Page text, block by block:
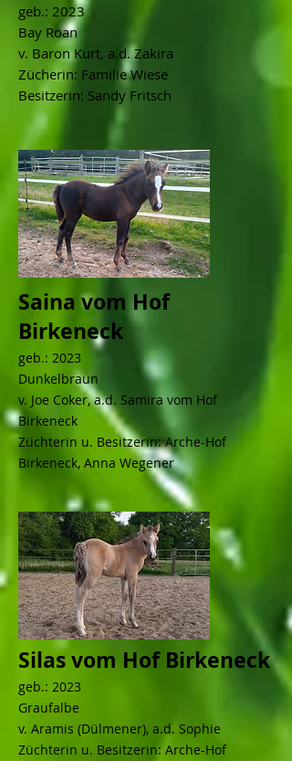
geb.: 2023
Bay Roan
v. Baron Kurt, a.d. Zakira
Zücherin: Familie Wiese
Besitzerin: Sandy Fritsch
Saina vom Hof
Birkeneck
geb.: 2023
Dunkelbraun
v. Joe Coker, a.d. Samira vom Hof
Birkeneck
Züchterin u. Besitzerin: Arche-Hof
Birkeneck, Anna Wegener
Silas vom Hof Birkeneck
geb.: 2023
Graufalbe
v. Aramis (Dülmener), a.d. Sophie
Züchterin u. Besitzerin: Arche-Hof